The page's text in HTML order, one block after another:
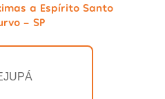
a Espírito Santo
- SP